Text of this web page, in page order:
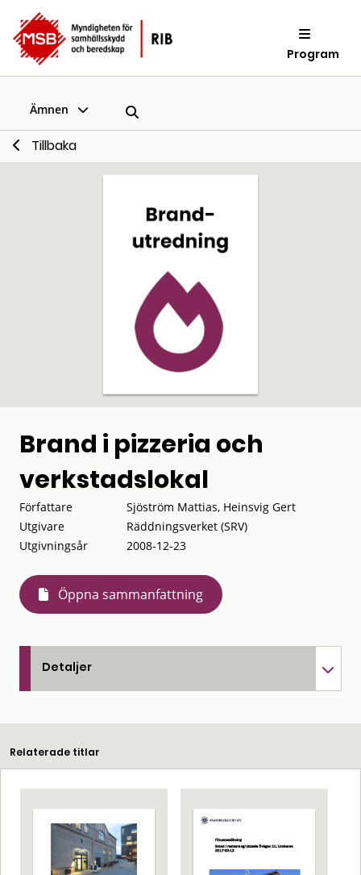
Program
Ämnen
Tillbaka
Brand i pizzeria och
verkstadslokal
Författare
Sjöström Mattias, Heinsvig Gert
Utgivare
Räddningsverket (SRV)
Utgivningsår
2008-12-23
Öppna sammanfattning
Detaljer
Relaterade titlar